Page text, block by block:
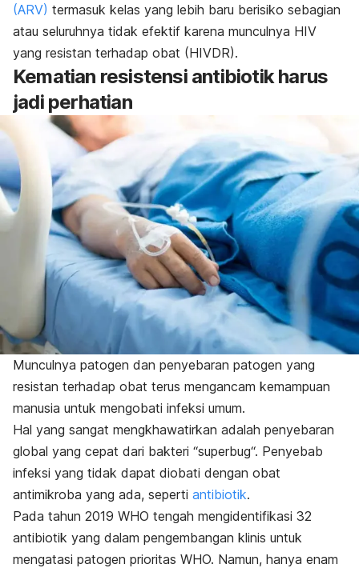
(ARV) termasuk kelas yang lebih baru berisiko sebagian
atau seluruhnya tidak efektif karena munculnya HIV
yang resistan terhadap obat (HIVDR).
Kematian resistensi antibiotik harus
jadi perhatian
Munculnya patogen dan penyebaran patogen yang
resistan terhadap obat terus mengancam kemampuan
manusia untuk mengobati infeksi umum.
Hal yang sangat mengkhawatirkan adalah penyebaran
global yang cepat dari bakteri “superbug“. Penyebab
infeksi yang tidak dapat diobati dengan obat
antimikroba yang ada, seperti antibiotik.
Pada tahun 2019 WHO tengah mengidentifikasi 32
antibiotik yang dalam pengembangan klinis untuk
mengatasi patogen prioritas WHO. Namun, hanya enam